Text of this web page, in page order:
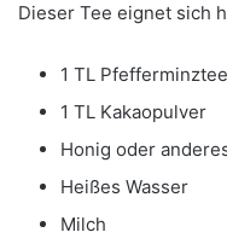
Dieser Tee eignet sich
1 TL
1 TL Kakaopulver
Honig oder
Heißes Wasser
Milch